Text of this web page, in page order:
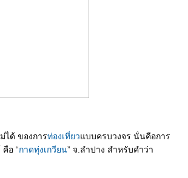
ได้ ของการท่องเที่ยวบบครบวงจร นั่นคือการ
อ “กาดทุ่งเกวียน” จ.ลำปาง สำหรับคำว่า